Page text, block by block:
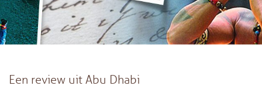
Een review uit Abu Dhabi